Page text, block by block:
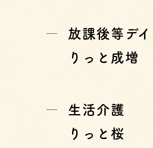
放課後等デ
りっと成増
生活介護
りっと桜